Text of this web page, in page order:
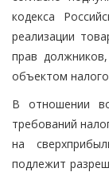
кодекса
реализации
прав
объектом
В отношении
требований
на
подлежит